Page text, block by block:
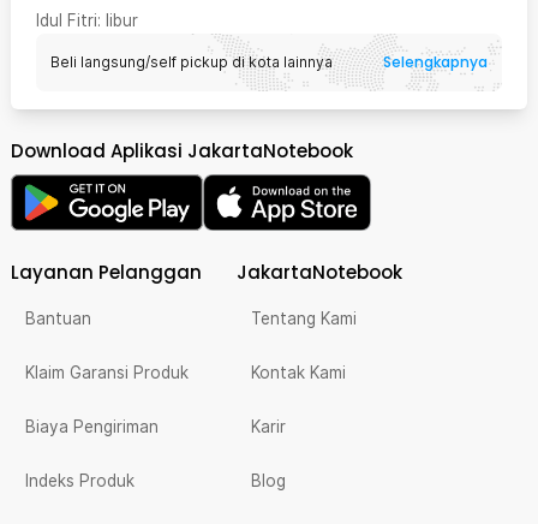
Idul Fitri: libur
Beli langsung/self pickup di kota lainnya Selengkapnya
Download Aplikasi JakartaNotebook
Layanan Pelanggan
Bantuan
Klaim Garansi Produk
Biaya Pengiriman
Indeks Produk
JakartaNotebook
Tentang Kami
Kontak Kami
Karir
Blog